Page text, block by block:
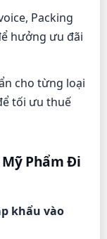
Packing
hưởng ưu đãi
cho từng loại
tối ưu thuế
Phẩm Đi
khẩu vào